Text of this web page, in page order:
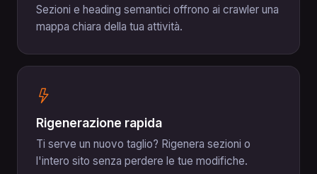
Sezioni e heading semantici offrono ai crawler una
mappa chiara della tua attività.
Rigenerazione rapida
Ti serve un nuovo taglio? Rigenera sezioni o
l'intero sito senza perdere le tue modifiche.